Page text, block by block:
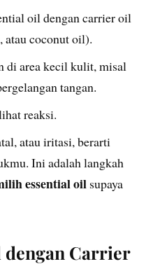
oil dengan carrier oil
atau coconut oil).
di area kecil kulit, misal
tangan.
reaksi.
atau iritasi, berarti
Ini adalah langkah
essential oil supaya
Carrier